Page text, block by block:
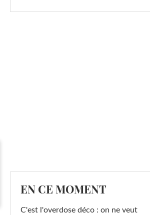
EN CE MOMENT
C'est l'overdose déco : on ne veut